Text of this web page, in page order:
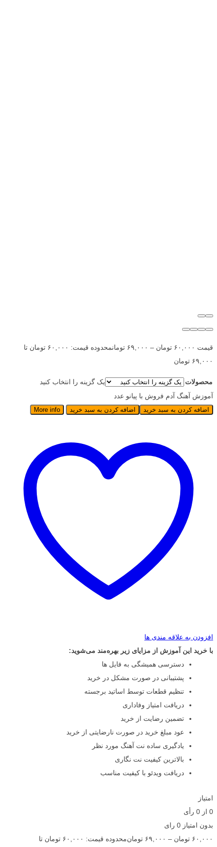
قیمت ۶۰,۰۰۰ تومان – ۶۹,۰۰۰ تومان
محدوده قیمت: ۶۰,۰۰۰ تومان تا
۶۹,۰۰۰ تومان
محصولات
یک گزینه را انتخاب کنید
آموزش آهنگ آدم فروش با پیانو عدد
اضافه کردن به سبد خرید اضافه کردن به سبد خرید More info
افزودن به علاقه مندی ها
با خرید این آموزش از مزایای زیر بهره‌مند می‌شوید:
دسترسی همیشگی به فایل ها
پشتیبانی در صورت مشکل در خرید
تنظیم قطعات توسط اساتید برجسته
دریافت امتیاز وفاداری
تضمین رضایت از خرید
عود مبلغ خرید در صورت نارضایتی از خرید
یادگیری ساده نت آهنگ مورد نظر
بالاترین کیفیت نت نگاری
دریافت ویدئو با کیفیت مناسب
امتیاز
0 از 0 رأی
بدون امتیاز 0 رای
۶۰,۰۰۰ تومان – ۶۹,۰۰۰ تومان
محدوده قیمت: ۶۰,۰۰۰ تومان تا